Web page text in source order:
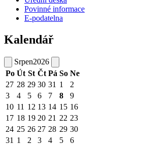
Povinné informace
E-podatelna
Kalendář
Srpen2026
Po Út St Čt Pá So Ne
27 28 29 30 31 1
2
3
4 5 6 7 8
9
10 11 12 13 14 15 16
17 18 19 20 21 22 23
24 25 26 27 28 29 30
31 1 2 3 4 5 6